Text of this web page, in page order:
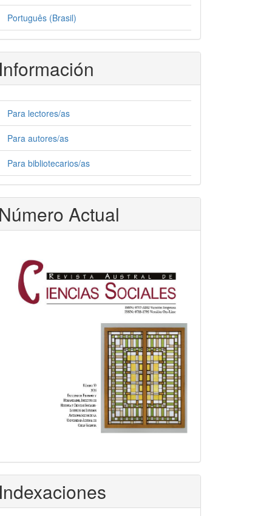
Português (Brasil)
Para lectores/as
Para autores/as
Para bibliotecarios/as
Actual